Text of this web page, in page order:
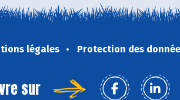
légales Protection des
sur